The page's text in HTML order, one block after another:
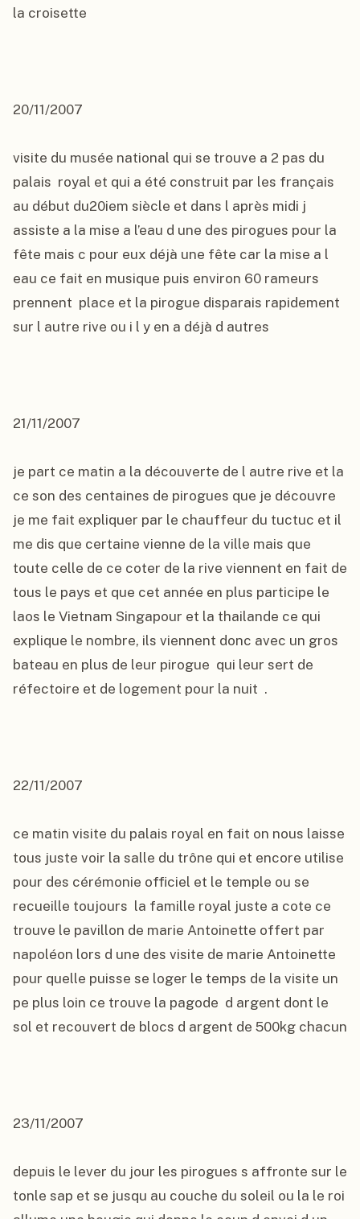
la croisette
20/11/2007
visite du musée national qui se trouve a 2 pas du
palais  royal et qui a été construit par les français
au début du20iem siècle et dans l après midi j
assiste a la mise a l’eau d une des pirogues pour la
fête mais c pour eux déjà une fête car la mise a l
eau ce fait en musique puis environ 60 rameurs
prennent  place et la pirogue disparais rapidement
sur l autre rive ou i l y en a déjà d autres
21/11/2007
je part ce matin a la découverte de l autre rive et la
ce son des centaines de pirogues que je découvre
je me fait expliquer par le chauffeur du tuctuc et il
me dis que certaine vienne de la ville mais que
toute celle de ce coter de la rive viennent en fait de
tous le pays et que cet année en plus participe le
laos le Vietnam Singapour et la thailande ce qui
explique le nombre, ils viennent donc avec un gros
bateau en plus de leur pirogue  qui leur sert de
réfectoire et de logement pour la nuit  .
22/11/2007
ce matin visite du palais royal en fait on nous laisse
tous juste voir la salle du trône qui et encore utilise
pour des cérémonie officiel et le temple ou se
recueille toujours  la famille royal juste a cote ce
trouve le pavillon de marie Antoinette offert par
napoléon lors d une des visite de marie Antoinette
pour quelle puisse se loger le temps de la visite un
pe plus loin ce trouve la pagode  d argent dont le
sol et recouvert de blocs d argent de 500kg chacun
23/11/2007
depuis le lever du jour les pirogues s affronte sur le
tonle sap et se jusqu au couche du soleil ou la le roi